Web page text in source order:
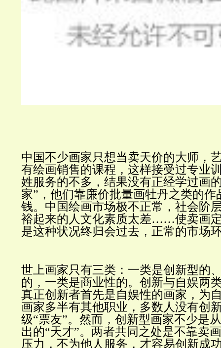
中国不少画家只想当卖天价的大师，
有绘画销售的课程，这样接受过专业
姓服务的不多，结果没有正经学过画
家”，他们靠廉价批量画牡丹之类的作
钱。中国绘画市场极不正常，社会阶
裕起来的人文化素质太差……使卖画
是这种状况终归会过去，正常的市场
世上画家只有三类：一类是创新型的
的，一类是商业性的。创新与自娱两
真正创新者首先是自娱性的画家，为
画家多半有其他职业，多数人没有创
级“票友”。然而，创新型画家不少是
出的“天才”。两者共同之处是不靠卖
压力，不为他人服务，才容易创新成